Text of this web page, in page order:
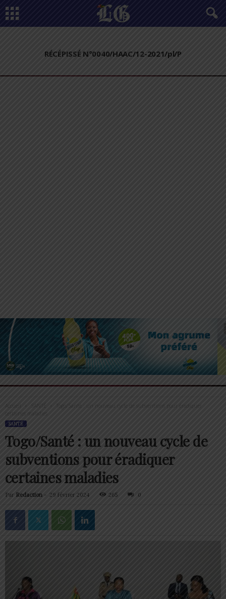
RÉCÉPISSÉ N°0040/HAAC/12-2021/pl/P
Accueil SANTÉ
Togo/Santé : un nouveau cycle de subventions pour éradiquer
certaines maladies
SANTÉ
Togo/Santé : un nouveau cycle de
subventions pour éradiquer
certaines maladies
Par Redaction - 29 février 2024 265 0